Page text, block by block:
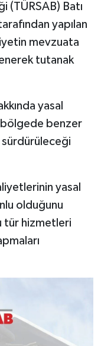
(TÜRSAB) Batı
yapılan
mevzuata
tutanak
yasal
bölgede benzer
yasal
olduğunu
tür hizmetleri